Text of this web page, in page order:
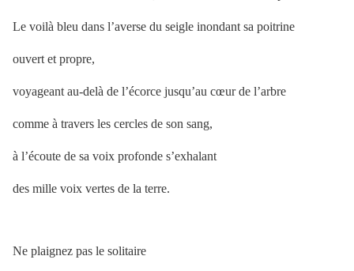
Le voilà bleu dans l’averse du seigle inondant sa poitrine
ouvert et propre,
voyageant au-delà de l’écorce jusqu’au cœur de l’arbre
comme à travers les cercles de son sang,
à l’écoute de sa voix profonde s’exhalant
des mille voix vertes de la terre.
Ne plaignez pas le solitaire